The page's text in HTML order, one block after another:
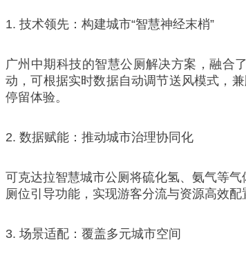
1. 技术领先：构建城市“智慧神经末梢”
广州中期科技的智慧公厕解决方案，融合
动，可根据实时数据自动调节送风模式，
停留体验。
2. 数据赋能：推动城市治理协同化
可克达拉智慧城市公厕将硫化氢、氨气等
厕位引导功能，实现游客分流与资源高效
3. 场景适配：覆盖多元城市空间